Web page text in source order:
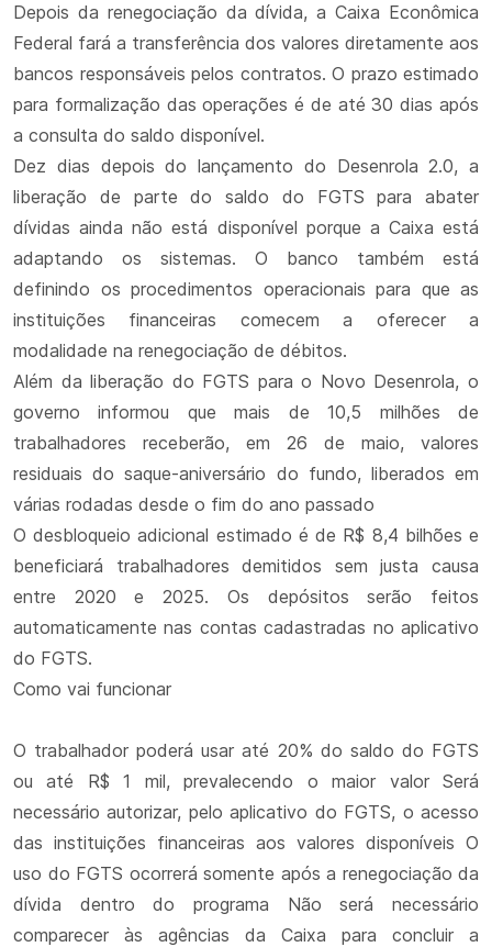
Depois da renegociação da dívida, a Caixa Econômica
Federal fará a transferência dos valores diretamente aos
bancos responsáveis pelos contratos. O prazo estimado
para formalização das operações é de até 30 dias após
a consulta do saldo disponível.
Dez dias depois do lançamento do Desenrola 2.0, a
liberação de parte do saldo do FGTS para abater
dívidas ainda não está disponível porque a Caixa está
adaptando os sistemas. O banco também está
definindo os procedimentos operacionais para que as
instituições financeiras comecem a oferecer a
modalidade na renegociação de débitos.
Além da liberação do FGTS para o Novo Desenrola, o
governo informou que mais de 10,5 milhões de
trabalhadores receberão, em 26 de maio, valores
residuais do saque-aniversário do fundo, liberados em
várias rodadas desde o fim do ano passado
O desbloqueio adicional estimado é de R$ 8,4 bilhões e
beneficiará trabalhadores demitidos sem justa causa
entre 2020 e 2025. Os depósitos serão feitos
automaticamente nas contas cadastradas no aplicativo
do FGTS.
Como vai funcionar
O trabalhador poderá usar até 20% do saldo do FGTS
ou até R$ 1 mil, prevalecendo o maior valor Será
necessário autorizar, pelo aplicativo do FGTS, o acesso
das instituições financeiras aos valores disponíveis O
uso do FGTS ocorrerá somente após a renegociação da
dívida dentro do programa Não será necessário
comparecer às agências da Caixa para concluir a